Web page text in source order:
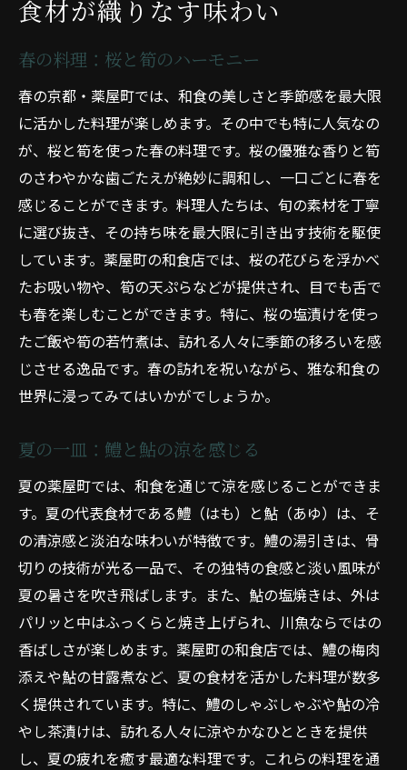
食材が織りなす味わい
春の料理：桜と筍のハーモニー
春の京都・薬屋町では、和食の美しさと季節感を最大限
に活かした料理が楽しめます。その中でも特に人気なの
が、桜と筍を使った春の料理です。桜の優雅な香りと筍
のさわやかな歯ごたえが絶妙に調和し、一口ごとに春を
感じることができます。料理人たちは、旬の素材を丁寧
に選び抜き、その持ち味を最大限に引き出す技術を駆使
しています。薬屋町の和食店では、桜の花びらを浮かべ
たお吸い物や、筍の天ぷらなどが提供され、目でも舌で
も春を楽しむことができます。特に、桜の塩漬けを使っ
たご飯や筍の若竹煮は、訪れる人々に季節の移ろいを感
じさせる逸品です。春の訪れを祝いながら、雅な和食の
世界に浸ってみてはいかがでしょうか。
夏の一皿：鱧と鮎の涼を感じる
夏の薬屋町では、和食を通じて涼を感じることができま
す。夏の代表食材である鱧（はも）と鮎（あゆ）は、そ
の清涼感と淡泊な味わいが特徴です。鱧の湯引きは、骨
切りの技術が光る一品で、その独特の食感と淡い風味が
夏の暑さを吹き飛ばします。また、鮎の塩焼きは、外は
パリッと中はふっくらと焼き上げられ、川魚ならではの
香ばしさが楽しめます。薬屋町の和食店では、鱧の梅肉
添えや鮎の甘露煮など、夏の食材を活かした料理が数多
く提供されています。特に、鱧のしゃぶしゃぶや鮎の冷
やし茶漬けは、訪れる人々に涼やかなひとときを提供
し、夏の疲れを癒す最適な料理です。これらの料理を通